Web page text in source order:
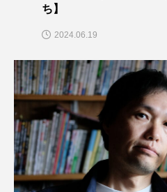
サクラマス
サブカルチャー
サルシアクラゲ サルパ
サンゴ サンショウウオ
サーモン ザトウクジラ
ち】
2024.06.19